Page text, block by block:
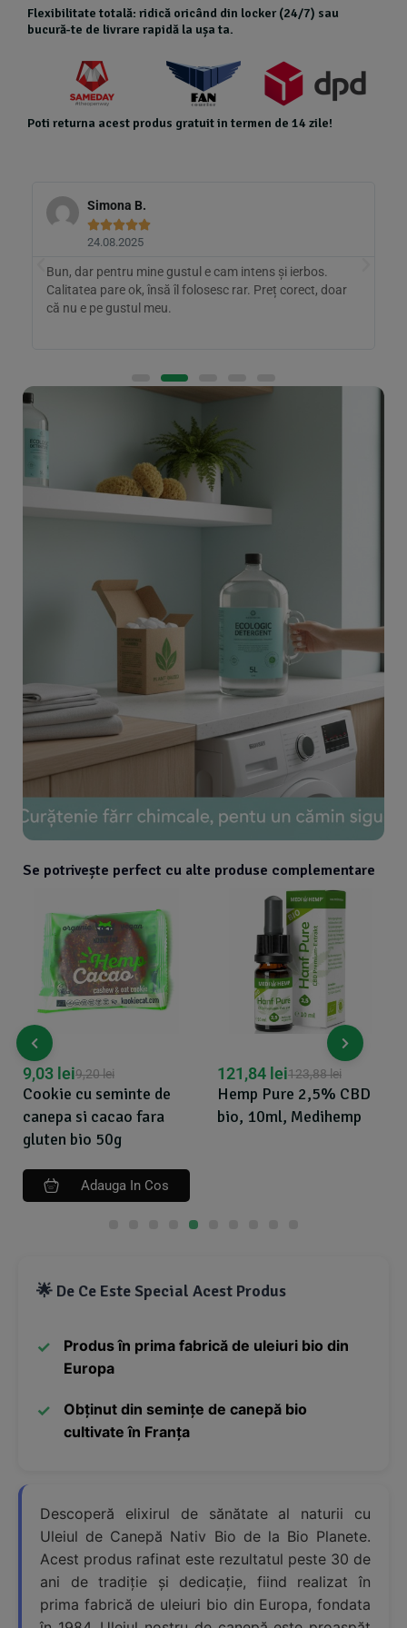
Flexibilitate totală: ridică oricând din locker (24/7) sau
bucură-te de livrare rapidă la ușa ta.
Poti returna acest produs gratuit in termen de 14 zile!
Simona B.

24.08.2025
Bun, dar pentru mine gustul e cam intens și ierbos.
Calitatea pare ok, însă îl folosesc rar. Preț corect, doar
că nu e pe gustul meu.
Se potrivește perfect cu alte produse complementare
Cookie cu seminte de
canepa si cacao fara
gluten bio 50g
9,20lei
9,03 lei
Adauga In Cos
Hemp Pure 2,5% CBD
bio, 10ml, Medihemp
123,88lei
121,84 lei
🌟 De Ce Este Special Acest Produs
Produs în prima fabrică de uleiuri bio din
Europa
Obținut din semințe de canepă bio
cultivate în Franța
Descoperă elixirul de sănătate al naturii cu
Uleiul de Canepă Nativ Bio de la Bio Planete.
Acest produs rafinat este rezultatul peste 30 de
ani de tradiție și dedicație, fiind realizat în
prima fabrică de uleiuri bio din Europa, fondata